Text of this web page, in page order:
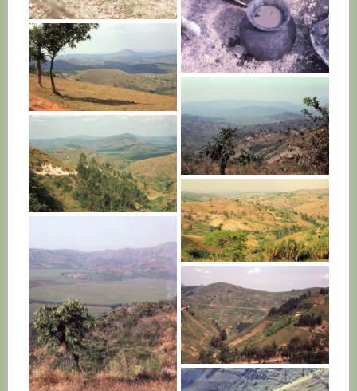
RWANDA
RWANDA
RWANDA
RWANDA